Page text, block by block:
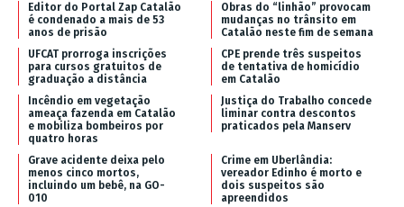
Editor do Portal Zap Catalão
é condenado a mais de 53
anos de prisão
Obras do “linhão” provocam
mudanças no trânsito em
Catalão neste fim de semana
UFCAT prorroga inscrições
para cursos gratuitos de
graduação a distância
CPE prende três suspeitos
de tentativa de homicídio
em Catalão
Incêndio em vegetação
ameaça fazenda em Catalão
e mobiliza bombeiros por
quatro horas
Justiça do Trabalho concede
liminar contra descontos
praticados pela Manserv
Grave acidente deixa pelo
menos cinco mortos,
incluindo um bebê, na GO-
010
Crime em Uberlândia:
vereador Edinho é morto e
dois suspeitos são
apreendidos